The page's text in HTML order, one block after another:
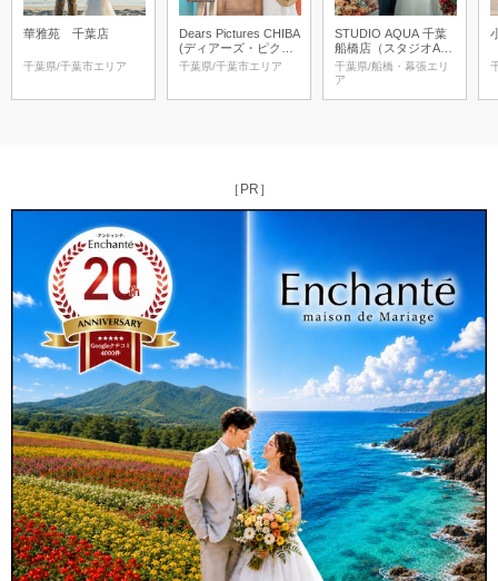
華雅苑 千葉店
千葉県/千葉市エリア
Dears Pictures CHIBA
(ディアーズ・ピクチ
ャーズ千葉)
千葉県/千葉市エリア
STUDIO AQUA 千葉
船橋店（スタジオAQ
UA）
千葉県/船橋・幕張エリ
ア
［PR］